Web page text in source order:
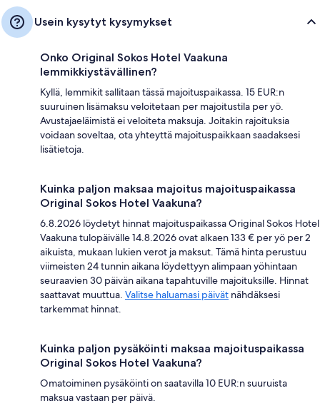
Usein kysytyt kysymykset
Onko Original Sokos Hotel Vaakuna
lemmikkiystävällinen?
Kyllä, lemmikit sallitaan tässä majoituspaikassa. 15 EUR:n
suuruinen lisämaksu veloitetaan per majoitustila per yö.
Avustajaeläimistä ei veloiteta maksuja. Joitakin rajoituksia
voidaan soveltaa, ota yhteyttä majoituspaikkaan saadaksesi
lisätietoja.
Kuinka paljon maksaa majoitus majoituspaikassa
Original Sokos Hotel Vaakuna?
6.8.2026 löydetyt hinnat majoituspaikassa Original Sokos Hotel
Vaakuna tulopäivälle 14.8.2026 ovat alkaen 133 € per yö per 2
aikuista, mukaan lukien verot ja maksut. Tämä hinta perustuu
viimeisten 24 tunnin aikana löydettyyn alimpaan yöhintaan
seuraavien 30 päivän aikana tapahtuville majoituksille. Hinnat
saattavat muuttua. Valitse haluamasi päivät nähdäksesi
tarkemmat hinnat.
Kuinka paljon pysäköinti maksaa majoituspaikassa
Original Sokos Hotel Vaakuna?
Omatoiminen pysäköinti on saatavilla 10 EUR:n suuruista
maksua vastaan per päivä.